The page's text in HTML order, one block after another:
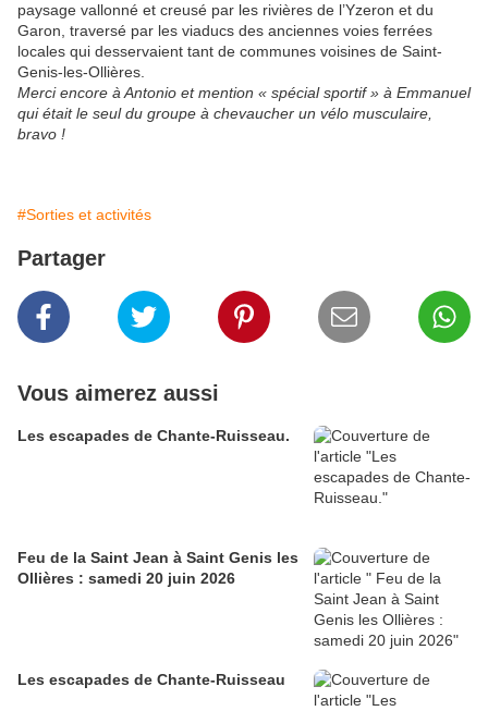
paysage vallonné et creusé par les rivières de l’Yzeron et du
Garon, traversé par les viaducs des anciennes voies ferrées
locales qui desservaient tant de communes voisines de Saint-
Genis-les-Ollières.
Merci encore à Antonio et mention « spécial sportif » à Emmanuel
qui était le seul du groupe à chevaucher un vélo musculaire,
bravo !
#Sorties et activités
Partager
Vous aimerez aussi
Les escapades de Chante-Ruisseau.
Feu de la Saint Jean à Saint Genis les
Ollières : samedi 20 juin 2026
Les escapades de Chante-Ruisseau